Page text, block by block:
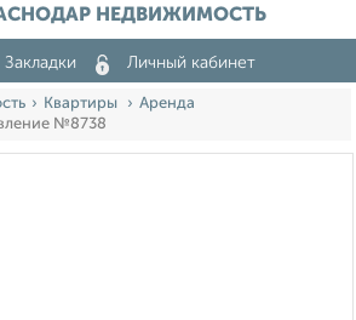
НЕДВИЖИМОСТЬ
Закладки Личный кабинет
Квартиры
Аренда
№8738